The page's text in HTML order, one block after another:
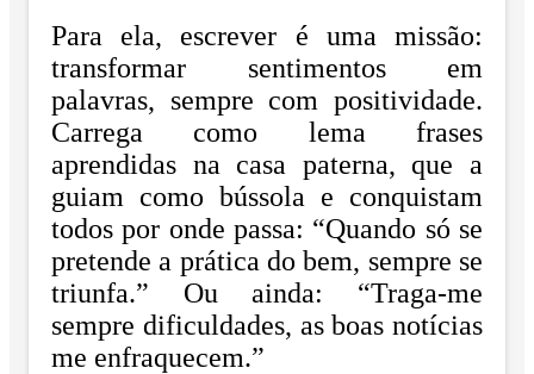
Para ela, escrever é uma missão:
transformar sentimentos em
palavras, sempre com positividade.
Carrega como lema frases
aprendidas na casa paterna, que a
guiam como bússola e conquistam
todos por onde passa: “Quando só se
pretende a prática do bem, sempre se
triunfa.” Ou ainda: “Traga-me
sempre dificuldades, as boas notícias
me enfraquecem.”